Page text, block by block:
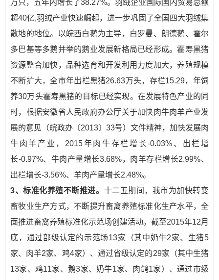
万只，五年内增长了38.27%。羽绒企业国际国内贸易总额
超40亿,羽绒产业快速崛起，进一步巩固了全国四大羽绒集
散地的地位。以皖西白鹅为主导，白罗曼、朗德鹅、霍尔
多巴基等多鹅并举的鹅业发展新格局已经形成。霍寿黑猪
资源整合加快，品种选育和开发利用力度加大，养殖规模
不断扩大，全市年出栏黑猪26.63万头，存栏15.29，年饲
养30万头霍寿黑猪的目标已经实现。在发展特色产业的同
时，根据安徽省人民政府办公厅关于加快肉牛肉羊产业发
展的意见（皖政办〔2013〕33号）文件精神，加快发展肉
牛肉羊产业，2015年肉牛存栏增长-0.03%、出栏增
长-0.97%、牛肉产量增长3.68%，肉羊存栏增长2.99%、
出栏增长-3.56%、羊肉产量增长2.48%。
3、标准化养殖不断推进。 十二五期间，我市为加快转变
畜牧业生产方式，不断提升畜禽养殖标准化生产水平，全
面推进畜禽养殖标准化示范场创建活动。截至2015年12月
底，通过部级认定的示范场13家（其中奶牛2家、生猪5
家、肉羊2家、鸡4家）、通过省级认定的29家（其中生猪
13家、鸡11家、鹅3家、奶牛1家、肉鸽1家）、通过市级